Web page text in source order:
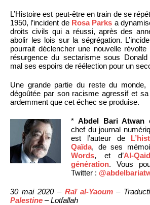
L’Histoire est peut-être en train de se
1950, l’incident de Rosa Parks a
droits civils qui a réussi, après des
abolir les lois sur la ségrégation.
pourrait déclencher une nouvelle
résurgence du sectarisme sous
mal ses espoirs de réélection pour un
Une grande partie du reste du monde,
dégoûtée par son racisme agressif et
ardemment que cet échec se produise.
*Abdel Bari Atwan
chef du journal
est l’auteur de
Qaïda, de ses
Words, et d’Al-
génération. Vous
Twitter :
30 mai 2020 – Raï al-Yaoum–
Palestine – Lotfallah